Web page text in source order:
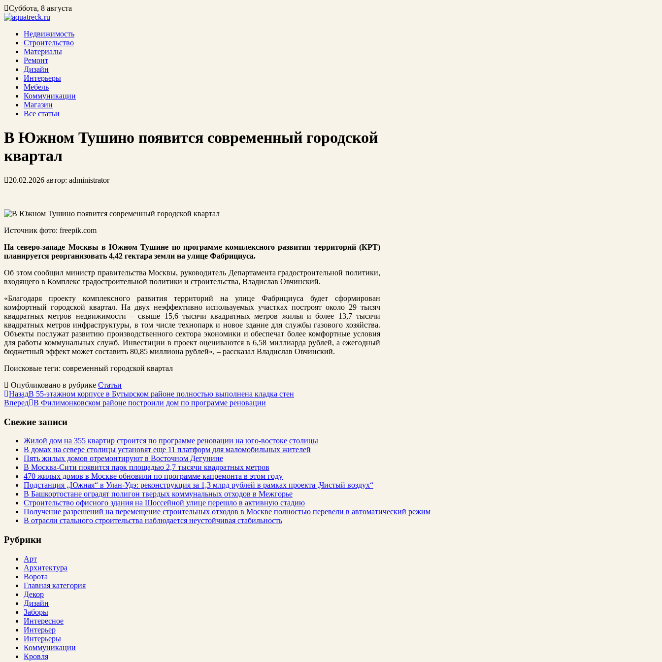
Суббота, 8 августа
Недвижимость
Строительство
Материалы
Ремонт
Дизайн
Интерьеры
Мебель
Коммуникации
Магазин
Все статьи
В Южном Тушино появится современный городской
квартал
20.02.2026 автор: administrator
Источник фото: freepik.com
На северо-западе Москвы в Южном Тушине по программе комплексного развития территорий (КРТ)
планируется реорганизовать 4,42 гектара земли на улице Фабрициуса.
Об этом сообщил министр правительства Москвы, руководитель Департамента градостроительной политики,
входящего в Комплекс градостроительной политики и строительства, Владислав Овчинский.
«Благодаря проекту комплексного развития территорий на улице Фабрициуса будет сформирован
комфортный городской квартал. На двух неэффективно используемых участках построят около 29 тысяч
квадратных метров недвижимости – свыше 15,6 тысячи квадратных метров жилья и более 13,7 тысячи
квадратных метров инфраструктуры, в том числе технопарк и новое здание для службы газового хозяйства.
Объекты послужат развитию производственного сектора экономики и обеспечат более комфортные условия
для работы коммунальных служб. Инвестиции в проект оцениваются в 6,58 миллиарда рублей, а ежегодный
бюджетный эффект может составить 80,85 миллиона рублей», – рассказал Владислав Овчинский.
Поисковые теги: современный городской квартал
Опубликовано в рубрике Статьи
НазадВ 55-этажном корпусе в Бутырском районе полностью выполнена кладка стен
Вперед В Филимонковском районе построили дом по программе реновации
Свежие записи
Жилой дом на 355 квартир строится по программе реновации на юго-востоке столицы
В домах на севере столицы установят еще 11 платформ для маломобильных жителей
Пять жилых домов отремонтируют в Восточном Дегунине
В Москва-Сити появится парк площадью 2,7 тысячи квадратных метров
470 жилых домов в Москве обновили по программе капремонта в этом году
Подстанция „Южная“ в Улан‑Удэ: реконструкция за 1,3 млрд рублей в рамках проекта „Чистый воздух“
В Башкортостане оградят полигон твердых коммунальных отходов в Межгорье
Строительство офисного здания на Шоссейной улице перешло в активную стадию
Получение разрешений на перемещение строительных отходов в Москве полностью перевели в автоматический режим
В отрасли стального строительства наблюдается неустойчивая стабильность
Рубрики
Арт
Архитектура
Ворота
Главная категория
Декор
Дизайн
Заборы
Интересное
Интерьер
Интерьеры
Коммуникации
Кровля